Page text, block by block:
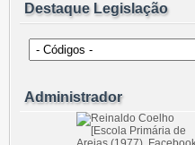
Destaque Legislação
Administrador